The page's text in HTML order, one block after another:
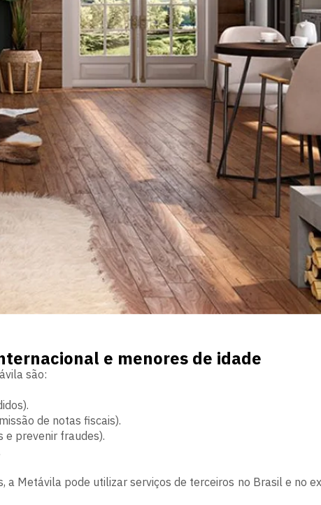
e menores de idade
são:
de notas fiscais).
e prevenir fraudes).
a Metávila pode utilizar serviços de terceiros no Brasil e no